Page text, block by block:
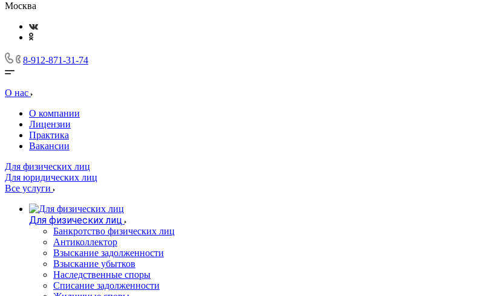
Москва
8-912-871-31-74
О нас
О компании
Лицензии
Практика
Вакансии
Для физических лиц
Для юридических лиц
Все услуги
Для физических лиц
Банкротство физических лиц
Антиколлектор
Взыскание задолженности
Взыскание убытков
Наследственные споры
Списание задолженности